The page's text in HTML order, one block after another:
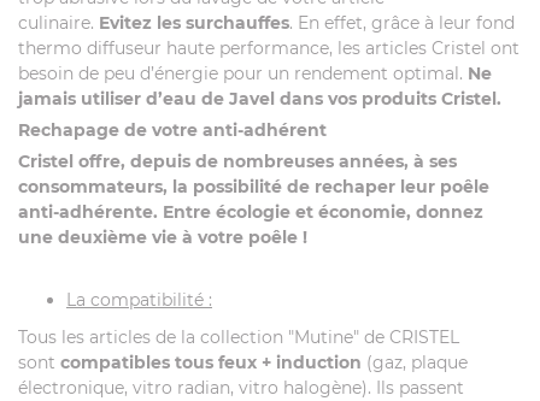
culinaire. Evitez les surchauffes. En effet, grâce à leur fond
thermo diffuseur haute performance, les articles Cristel ont
besoin de peu d’énergie pour un rendement optimal. Ne
jamais utiliser d’eau de Javel dans vos produits Cristel.
Rechapage de votre anti-adhérent
Cristel offre, depuis de nombreuses années, à ses
consommateurs, la possibilité de rechaper leur poêle
anti-adhérente. Entre écologie et économie, donnez
une deuxième vie à votre poêle !
La compatibilité :
Tous les articles de la collection "Mutine" de CRISTEL
sont compatibles tous feux + induction (gaz, plaque
électronique, vitro radian, vitro halogène). Ils passent